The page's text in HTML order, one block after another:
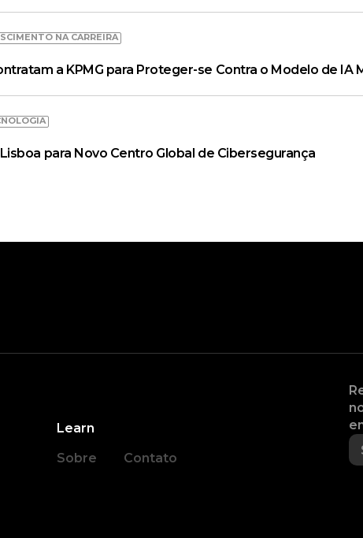
NA CARREIRA
a KPMG para Proteger-se Contra o Modelo de IA
para Novo Centro Global de Cibersegurança
Learn
Sobre
Contato